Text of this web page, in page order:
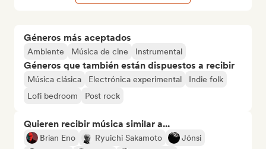
Géneros más aceptados
Ambiente Música de cine Instrumental
Géneros que también están dispuestos a recibir
Música clásica Electrónica experimental
Indie folk
Lofi bedroom
Post rock
Quieren recibir música similar a...
Brian Eno Ryuichi Sakamoto
Jónsi